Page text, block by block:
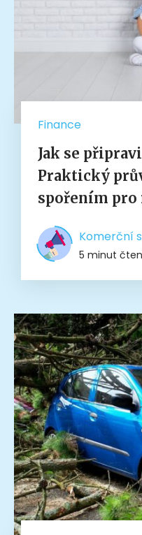
Finance
Jak se
Praktický
spořením
Komerční
5 minut